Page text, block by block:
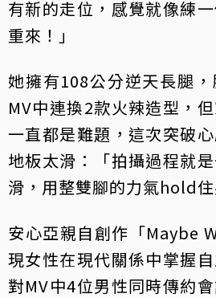
有新的走位，感覺就像練
重來！」
她擁有108公分逆天長腿
MV中連換2款火辣造型，
一直都是難題，這次突破
地板太滑：「拍攝過程就
滑，用整雙腳的力氣hold住
安心亞親自創作「Maybe
現女性在現代關係中掌握
對MV中4位男性同時傳約